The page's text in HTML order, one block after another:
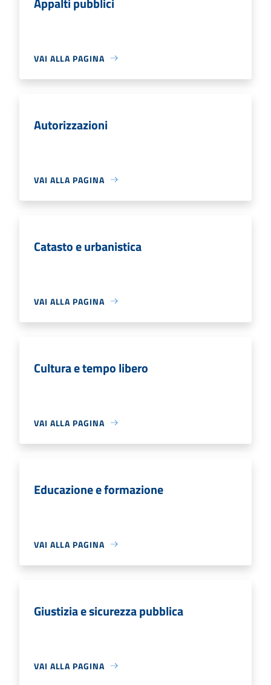
VAI ALLA PAGINA
Autorizzazioni
VAI ALLA PAGINA
Catasto e urbanistica
VAI ALLA PAGINA
Cultura e tempo libero
VAI ALLA PAGINA
Educazione e formazione
VAI ALLA PAGINA
Giustizia e sicurezza pubblica
VAI ALLA PAGINA